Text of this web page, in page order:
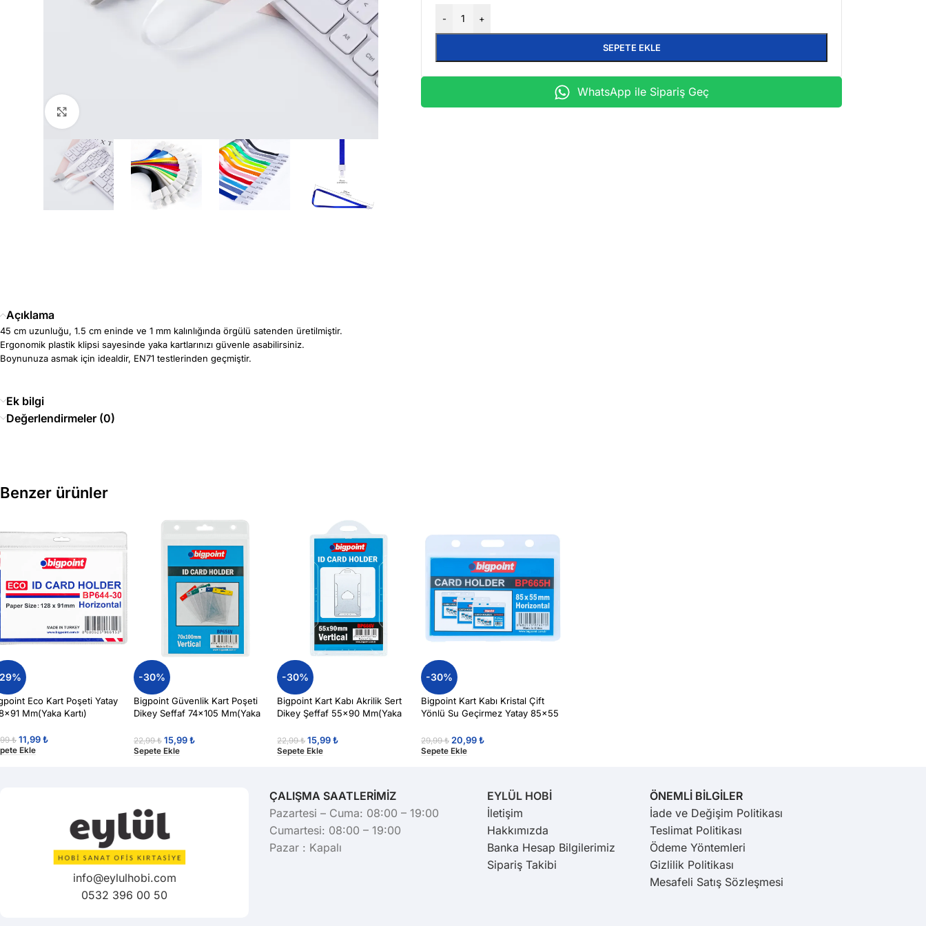
- +
SEPETE EKLE
WhatsApp ile Sipariş Geç
Açıklama
45 cm uzunluğu, 1.5 cm eninde ve 1 mm kalınlığında örgülü satenden üretilmiştir.
Ergonomik plastik klipsi sayesinde yaka kartlarınızı güvenle asabilirsiniz.
Boynunuza asmak için idealdir, EN71 testlerinden geçmiştir.
Ek bilgi
Değerlendirmeler (0)
Benzer ürünler
Eco Kart Poşeti Yatay
Mm(Yaka Kartı)
₺ 11,99₺
Ekle
-30%
Bigpoint Güvenlik Kart Poşeti
Dikey Seffaf 74×105 Mm(Yaka
22,99₺ 15,99₺
Sepete Ekle
-30%
Bigpoint Kart Kabı Akrilik Sert
Dikey Şeffaf 55×90 Mm(Yaka
22,99₺ 15,99₺
Sepete Ekle
-30%
Bigpoint Kart Kabı Kristal Çift
Yönlü Su Geçirmez Yatay 85×55
29,99₺ 20,99₺
Sepete Ekle
info@eylulhobi.com
0532 396 00 50
ÇALIŞMA SAATLERİMİZ
Pazartesi – Cuma: 08:00 – 19:00
Cumartesi: 08:00 – 19:00
Pazar : Kapalı
EYLÜL HOBİ
İletişim
Hakkımızda
Banka Hesap Bilgilerimiz
Sipariş Takibi
ÖNEMLİ BİLGİLER
İade ve Değişim Politikası
Teslimat Politikası
Ödeme Yöntemleri
Gizlilik Politikası
Mesafeli Satış Sözleşmesi